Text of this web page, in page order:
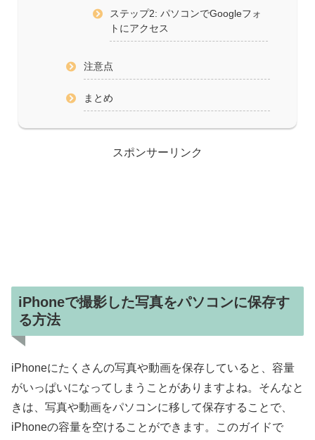
ステップ2: パソコンでGoogleフォ
トにアクセス
注意点
まとめ
スポンサーリンク
iPhoneで撮影した写真をパソコンに保存す
る方法
iPhoneにたくさんの写真や動画を保存していると、容量
がいっぱいになってしまうことがありますよね。そんなと
きは、写真や動画をパソコンに移して保存することで、
iPhoneの容量を空けることができます。このガイドで